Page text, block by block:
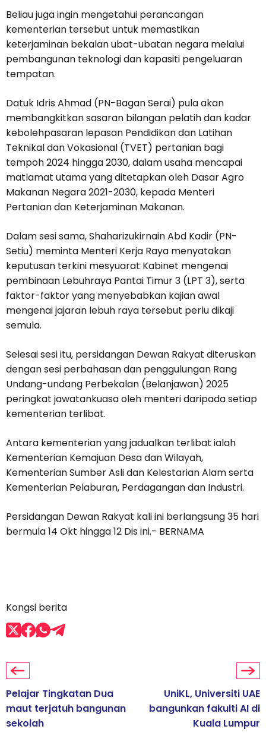
Beliau juga ingin mengetahui perancangan
kementerian tersebut untuk memastikan
keterjaminan bekalan ubat-ubatan negara melalui
pembangunan teknologi dan kapasiti pengeluaran
tempatan.
Datuk Idris Ahmad (PN-Bagan Serai) pula akan
membangkitkan sasaran bilangan pelatih dan kadar
kebolehpasaran lepasan Pendidikan dan Latihan
Teknikal dan Vokasional (TVET) pertanian bagi
tempoh 2024 hingga 2030, dalam usaha mencapai
matlamat utama yang ditetapkan oleh Dasar Agro
Makanan Negara 2021-2030, kepada Menteri
Pertanian dan Keterjaminan Makanan.
Dalam sesi sama, Shaharizukirnain Abd Kadir (PN-
Setiu) meminta Menteri Kerja Raya menyatakan
keputusan terkini mesyuarat Kabinet mengenai
pembinaan Lebuhraya Pantai Timur 3 (LPT 3), serta
faktor-faktor yang menyebabkan kajian awal
mengenai jajaran lebuh raya tersebut perlu dikaji
semula.
Selesai sesi itu, persidangan Dewan Rakyat diteruskan
dengan sesi perbahasan dan penggulungan Rang
Undang-undang Perbekalan (Belanjawan) 2025
peringkat jawatankuasa oleh menteri daripada setiap
kementerian terlibat.
Antara kementerian yang jadualkan terlibat ialah
Kementerian Kemajuan Desa dan Wilayah,
Kementerian Sumber Asli dan Kelestarian Alam serta
Kementerian Pelaburan, Perdagangan dan Industri.
Persidangan Dewan Rakyat kali ini berlangsung 35 hari
bermula 14 Okt hingga 12 Dis ini.- BERNAMA
Kongsi berita
Pelajar Tingkatan Dua
maut terjatuh bangunan
sekolah
UniKL, Universiti UAE
bangunkan fakulti AI di
Kuala Lumpur